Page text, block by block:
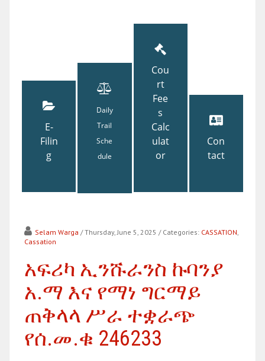
E-
Filin
g
Daily
Trail
Sche
dule
Cou
rt
Fee
s
Calc
ulat
or
Con
tact
Selam Warga / Thursday, June 5, 2025 / Categories: CASSATION,
Cassation
አፍሪካ ኢንሹራንስ ኩባንያ
አ.ማ እና የማነ ግርማይ
ጠቅላላ ሥራ ተቋራጭ
የሰ.መ.ቁ 246233